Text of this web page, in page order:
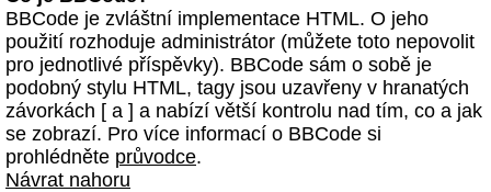
BBCode je zvláštní implementace HTML. O jeho
použití rozhoduje administrátor (můžete toto nepovolit
pro jednotlivé příspěvky). BBCode sám o sobě je
podobný stylu HTML, tagy jsou uzavřeny v hranatých
závorkách [ a ] a nabízí větší kontrolu nad tím, co a jak
se zobrazí. Pro více informací o BBCode si
prohlédněte průvodce.
Návrat nahoru